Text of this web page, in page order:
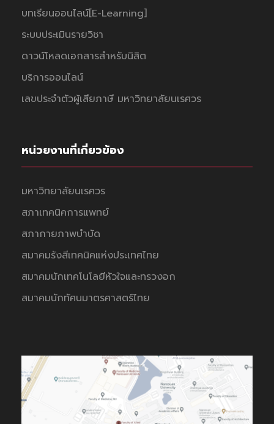
บทเรียนออนไลน์[E-Learning]
ระบบประเมินรายวิชา
ดาวน์โหลดเอกสารสำหรับนิสิต
บริการออนไลน์
เลขประจำตัวผู้เสียภาษี มหาวิทยาลัยนเรศวร
หน่วยงานที่เกี่ยวข้อง
มหาวิทยาลัยนเรศวร
สภาเทคนิคการแพทย์
สภากายภาพบำบัด
สมาคมรังสีเทคนิคแห่งประเทศไทย
สมาคมนักเทคโนโลยีหัวใจและทรวงอก
สมาคมนักทัศนมาตรศาสตร์ไทย